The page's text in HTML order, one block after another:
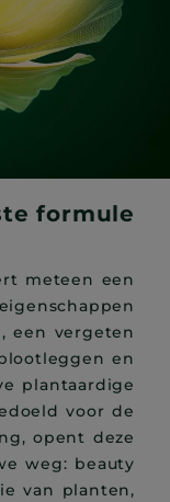
formule
meteen een
een vergeten
en
plantaardige
voor de
opent deze
weg: beauty
van planten,